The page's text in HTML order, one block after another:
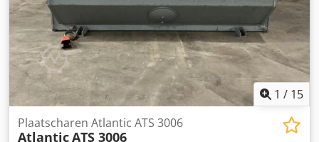
1 / 15
Plaatscharen Atlantic ATS 3006
AtlanticATS 3006